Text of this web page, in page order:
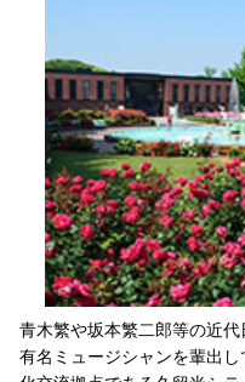
青木繁や坂本繁二郎等の近
有名ミュージシャンを輩出